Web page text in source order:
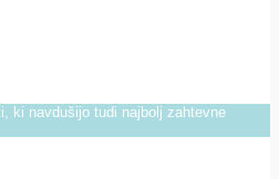
ki navdušijo tudi najbolj zahtevne